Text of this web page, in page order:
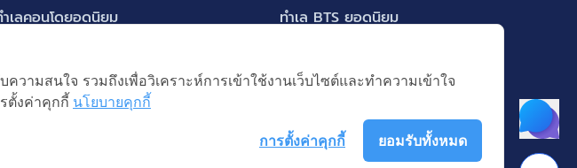
ำเลคอนโดยอดนิยม
ะราม 9
นนุช ปุณณวิถี
ทำเล BTS ยอดนิยม
BTS เอกมัย
BTS ช่องนนทรี
ามสนใจ รวมถึงเพื่อวิเคราะห์การเข้าใช้งานเว็บไซต์และทำความเข้าใจ
ตั้งค่าคุกกี้ นโยบายคุกกี้
ยอมรับทั้งหมด
การตั้งค่าคุกกี้